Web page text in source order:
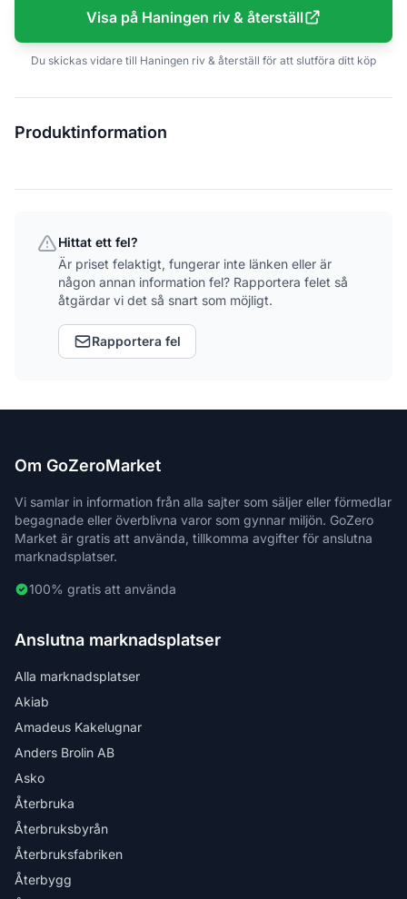
Visa på Haningen riv & återställ
Du skickas vidare till Haningen riv & återställ för att slutföra ditt köp
Produktinformation
Hittat ett fel?
Är priset felaktigt, fungerar inte länken eller är
någon annan information fel? Rapportera felet så
åtgärdar vi det så snart som möjligt.
Rapportera fel
Om GoZeroMarket
Vi samlar in information från alla sajter som säljer eller förmedlar
begagnade eller överblivna varor som gynnar miljön. GoZero
Market är gratis att använda, tillkomma avgifter för anslutna
marknadsplatser.
100% gratis att använda
Anslutna marknadsplatser
Alla marknadsplatser
Akiab
Amadeus Kakelugnar
Anders Brolin AB
Asko
Återbruka
Återbruksbyrån
Återbruksfabriken
Återbygg